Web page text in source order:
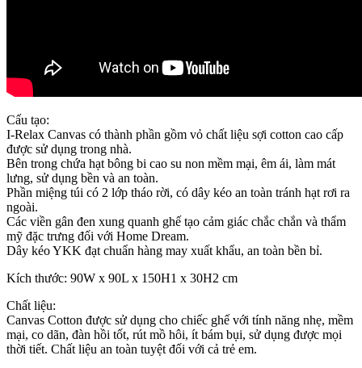
Cấu tạo:
I-Relax Canvas có thành phần gồm vỏ chất liệu sợi cotton cao cấp
được sử dụng trong nhà.
Bên trong chứa hạt bông bi cao su non mềm mại, êm ái, làm mát
lưng, sử dụng bền và an toàn.
Phần miệng túi có 2 lớp tháo rời, có dây kéo an toàn tránh hạt rơi ra
ngoài.
Các viền gân đen xung quanh ghế tạo cảm giác chắc chắn và thẩm
mỹ đặc trưng đối với Home Dream.
Dây kéo YKK đạt chuẩn hàng may xuất khẩu, an toàn bền bỉ.
Kích thước: 90W x 90L x 150H1 x 30H2 cm
Chất liệu:
Canvas Cotton được sử dụng cho chiếc ghế với tính năng nhẹ, mềm
mại, co dãn, đàn hồi tốt, rút mồ hôi, ít bám bụi, sử dụng được mọi
thời tiết. Chất liệu an toàn tuyệt đối với cả trẻ em.